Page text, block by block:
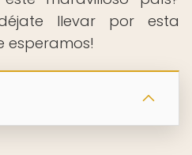
llevar por esta
esperamos!